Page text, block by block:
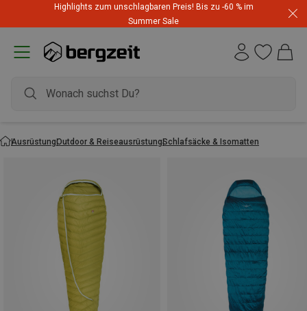
Highlights zum unschlagbaren Preis! Bis zu -60 % im
Summer Sale
AusrüstungOutdoor & ReiseausrüstungSchlafsäcke & Isomatten